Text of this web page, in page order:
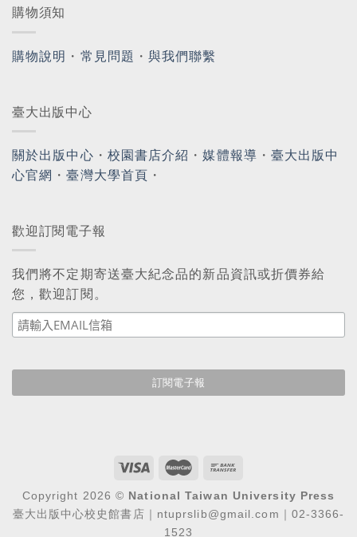
購物須知
購物說明 ・ 常見問題 ・與我們聯繫
臺大出版中心
關於出版中心 ・ 校園書店介紹 ・媒體報導 ・ 臺大出版中
心官網 ・臺灣大學首頁 ・
歡迎訂閱電子報
我們將不定期寄送臺大紀念品的新品資訊或折價券給
您，歡迎訂閱。
Copyright 2026 © National Taiwan University Press
臺大出版中心校史館書店｜ntuprslib@gmail.com｜02-3366-
1523